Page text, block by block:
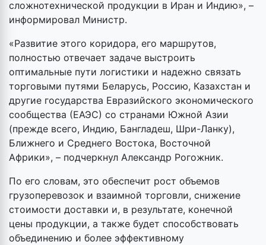
сложнотехнической продукции в Иран и Индию», –
информировал Министр.
«Развитие этого коридора, его маршрутов,
полностью отвечает задаче выстроить
оптимальные пути логистики и надежно связать
торговыми путями Беларусь, Россию, Казахстан и
другие государства Евразийского экономического
сообщества (ЕАЭС) со странами Южной Азии
(прежде всего, Индию, Бангладеш, Шри-Ланку),
Ближнего и Среднего Востока, Восточной
Африки», – подчеркнул Александр Рогожник.
По его словам, это обеспечит рост объемов
грузоперевозок и взаимной торговли, снижение
стоимости доставки и, в результате, конечной
цены продукции, а также будет способствовать
объединению и более эффективному